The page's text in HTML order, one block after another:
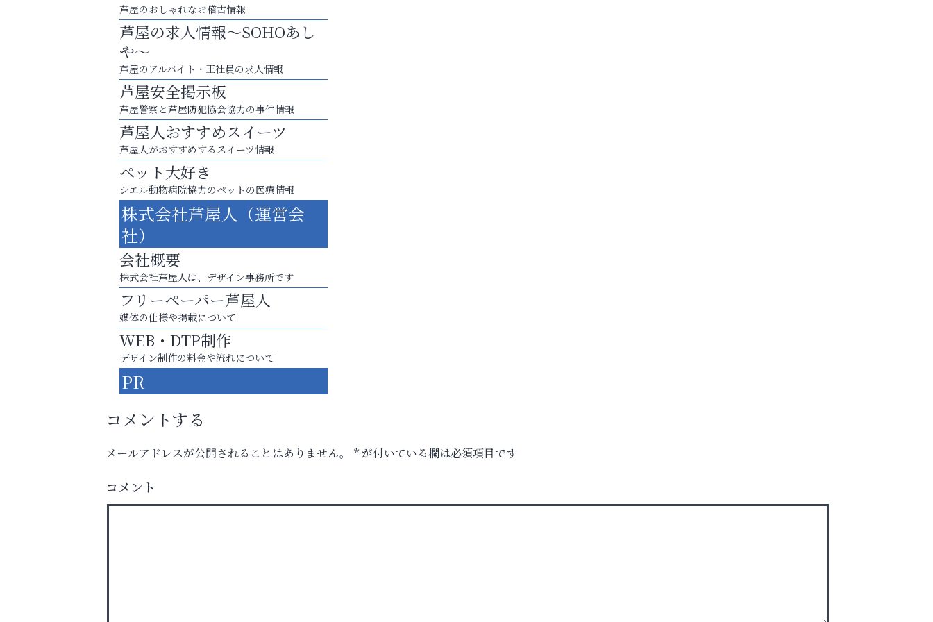
あなたらしく奏でる、音楽の時間
アクイール芦屋店
洋服お売りください！ 買取サービスは
芦屋インターナショナルスク
芦屋のおしゃれなお稽古情報
芦屋の求人情報～SOHOあし
や～
芦屋のアルバイト・正社員の求人情報
芦屋安全掲示板
芦屋警察と芦屋防犯協会協力の事件情報
芦屋人おすすめスイーツ
芦屋人がおすすめするスイーツ情報
ペット大好き
シエル動物病院協力のペットの医療情報
株式会社芦屋人（運営会
社）
会社概要
株式会社芦屋人は、デザイン事務所です
フリーペーパー芦屋人
媒体の仕様や掲載について
WEB・DTP制作
デザイン制作の料金や流れについて
PR
コメントする
メールアドレスが公開されることはありません。 *が付いている欄は必須項目です
コメント